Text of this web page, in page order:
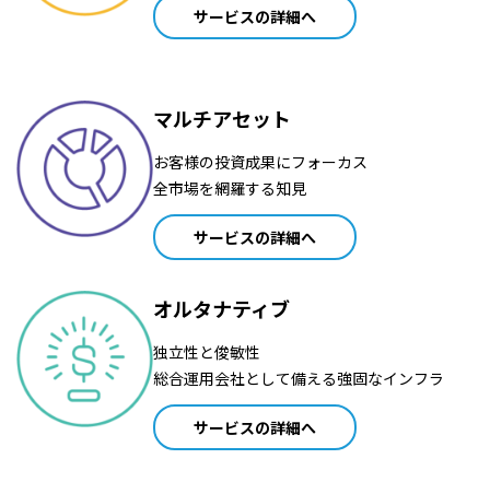
サービスの詳細へ
マルチアセット
お客様の投資成果にフォーカス
全市場を網羅する知見
サービスの詳細へ
オルタナティブ
独立性と俊敏性
総合運用会社として備える強固なインフラ
サービスの詳細へ